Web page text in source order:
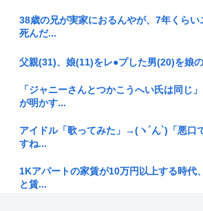
【東京・足立区】小学校で夏季水泳の指
のマンホ...
【画像】女子アナの胸チ〇厳選スゴすぎ
【元ジャンポケ】斉藤慎二被告に懲役7年
の罪
日本って侵略国家だったのに反省してな
いな扱い...
38歳の兄が実家におるんやが、7年くら
死んだ...
父親(31)、娘(11)をレ●プした男(20)を娘
「ジャニーさんとつかこうへい氏は同じ
が明かす...
アイドル「歌ってみた」→(ヽ´ん`)「悪口
すね...
1Kアパートの家賃が10万円以上する時代
と賃...